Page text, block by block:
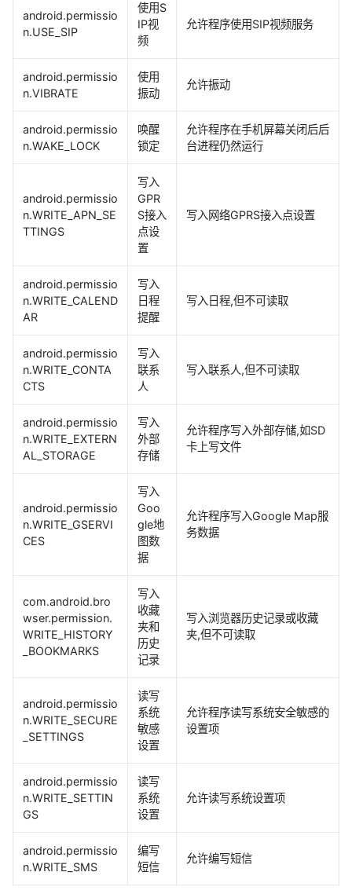
android.permissio
n.USE_SIP
使用S
IP视
频
允许程序使用SIP视频服务
android.permissio
n.VIBRATE
使用
振动
允许振动
android.permissio
n.WAKE_LOCK
唤醒
锁定
允许程序在手机屏幕关闭后后
台进程仍然运行
android.permissio
n.WRITE_APN_SE
TTINGS
写入
GPR
S接入
点设
置
写入网络GPRS接入点设置
android.permissio
n.WRITE_CALEND
AR
写入
日程
提醒
写入日程,但不可读取
android.permissio
n.WRITE_CONTA
CTS
写入
联系
人
写入联系人,但不可读取
android.permissio
n.WRITE_EXTERN
AL_STORAGE
写入
外部
存储
允许程序写入外部存储,如SD
卡上写文件
android.permissio
n.WRITE_GSERVI
CES
写入
Goo
gle地
图数
据
允许程序写入Google Map服
务数据
com.android.bro
wser.permission.
WRITE_HISTORY
_BOOKMARKS
写入
收藏
夹和
历史
记录
写入浏览器历史记录或收藏
夹,但不可读取
android.permissio
n.WRITE_SECURE
_SETTINGS
读写
系统
敏感
设置
允许程序读写系统安全敏感的
设置项
android.permissio
n.WRITE_SETTIN
GS
读写
系统
设置
允许读写系统设置项
android.permissio
n.WRITE_SMS
编写
短信
允许编写短信